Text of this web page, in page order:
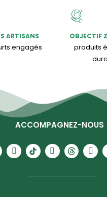
ARTISANS
engagés
OBJECTIF
produits
ACCOMPAGNEZ-NOUS